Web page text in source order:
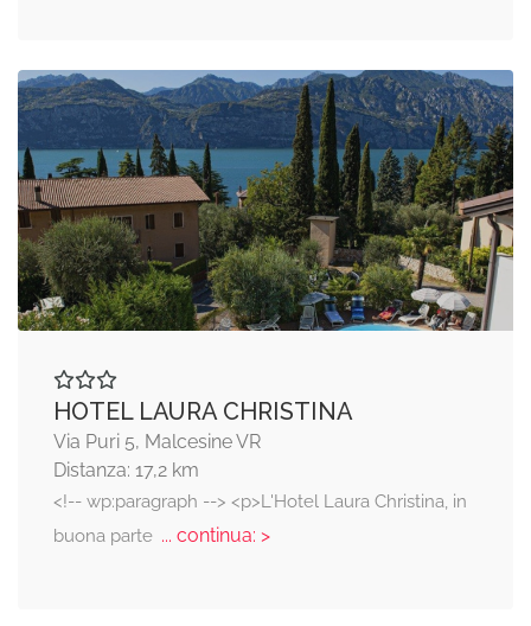
HOTEL LAURA CHRISTINA
Via Puri 5, Malcesine VR
Distanza: 17,2 km
<!-- wp:paragraph --> <p>L'Hotel Laura Christina, in
buona parte... continua: >